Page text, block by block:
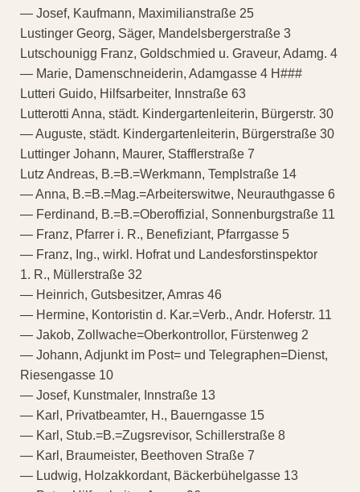
— Josef, Kaufmann, Maximilianstraße 25
Lustinger Georg, Säger, Mandelsbergerstraße 3
Lutschounigg Franz, Goldschmied u. Graveur, Adamg. 4
— Marie, Damenschneiderin, Adamgasse 4 H###
Lutteri Guido, Hilfsarbeiter, Innstraße 63
Lutterotti Anna, städt. Kindergartenleiterin, Bürgerstr. 30
— Auguste, städt. Kindergartenleiterin, Bürgerstraße 30
Luttinger Johann, Maurer, Stafflerstraße 7
Lutz Andreas, B.=B.=Werkmann, Templstraße 14
— Anna, B.=B.=Mag.=Arbeiterswitwe, Neurauthgasse 6
— Ferdinand, B.=B.=Oberoffizial, Sonnenburgstraße 11
— Franz, Pfarrer i. R., Benefiziant, Pfarrgasse 5
— Franz, Ing., wirkl. Hofrat und Landesforstinspektor
1. R., Müllerstraße 32
— Heinrich, Gutsbesitzer, Amras 46
— Hermine, Kontoristin d. Kar.=Verb., Andr. Hoferstr. 11
— Jakob, Zollwache=Oberkontrollor, Fürstenweg 2
— Johann, Adjunkt im Post= und Telegraphen=Dienst,
Riesengasse 10
— Josef, Kunstmaler, Innstraße 13
— Karl, Privatbeamter, H., Bauerngasse 15
— Karl, Stub.=B.=Zugsrevisor, Schillerstraße 8
— Karl, Braumeister, Beethoven Straße 7
— Ludwig, Holzakkordant, Bäckerbühelgasse 13